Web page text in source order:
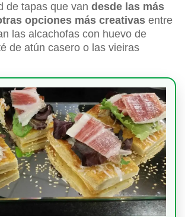
de tapas que van desde las más
opciones más creativas entre
las alcachofas con huevo de
de atún casero o las vieiras